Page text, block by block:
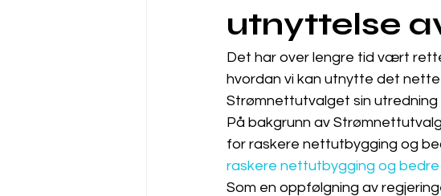
utnyttelse
Det har over lengre tid vært
hvordan vi kan utnytte det
Strømnettutvalget sin utredning
På bakgrunn av
for raskere nettutbygging og
raskere nettutbygging og
Som en oppfølgning av